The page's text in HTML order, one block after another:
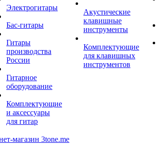
Электрогитары
Бас-гитары
Гитары
производства
России
Гитарное
оборудование
Комплектующие
и аксессуары
для гитар
Акустические
клавишные
инструменты
Комплектующие
для клавишных
инструментов